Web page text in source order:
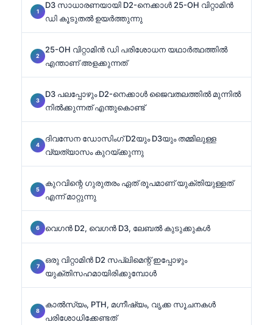
D3 സാധാരണയായി D2-നെക്കാൾ 25-OH വിറ്റാമിൻ
ഡി കൂടുതൽ ഉയർത്തുന്നു
25-OH വിറ്റാമിൻ ഡി പരിശോധന യഥാർത്ഥത്തിൽ
എന്താണ് അളക്കുന്നത്
D3 പലപ്പോഴും D2-നെക്കാൾ ജൈവതലത്തിൽ മുന്നിൽ
നിൽക്കുന്നത് എന്തുകൊണ്ട്
ദിവസേന ഡോസിംഗ് D2യും D3യും തമ്മിലുള്ള
വ്യത്യാസം കുറയ്ക്കുന്നു
കുറവിന്റെ ഗുരുതരം ഏത് രൂപമാണ് യുക്തിയുള്ളത്
എന്ന് മാറ്റുന്നു
വെഗൻ D2, വെഗൻ D3, ലേബൽ കുടുക്കുകൾ
ഒരു വിറ്റാമിൻ D2 സപ്ലിമെന്റ് ഇപ്പോഴും
യുക്തിസഹമായിരിക്കുമ്പോൾ
കാൽസ്യം, PTH, മഗ്നീഷ്യം, വൃക്ക സൂചനകൾ
പരിശോധിക്കേണ്ടത്